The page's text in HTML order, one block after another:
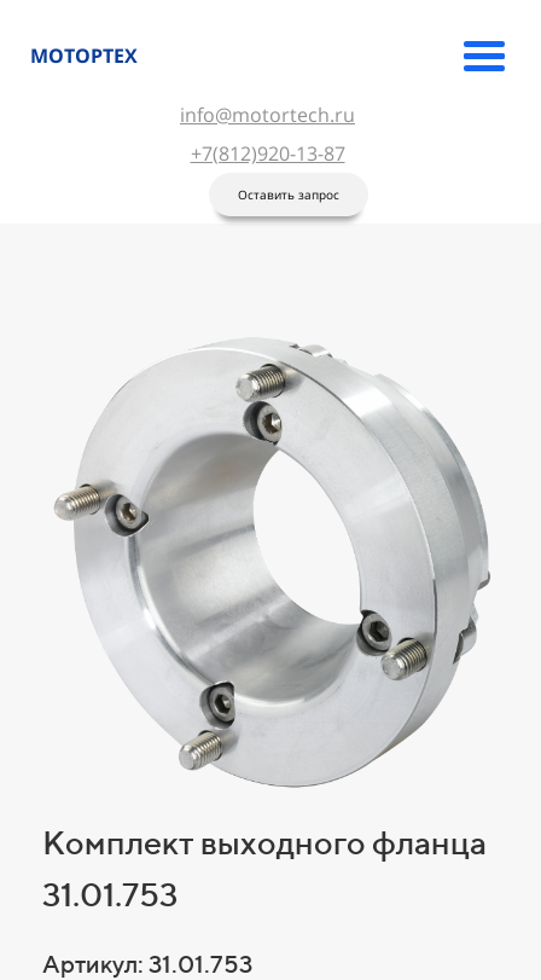
МОТОРТЕХ
info@motortech.ru
+7(812)920-13-87
Оставить запрос
Комплект выходного фланца
31.01.753
Артикул: 31.01.753